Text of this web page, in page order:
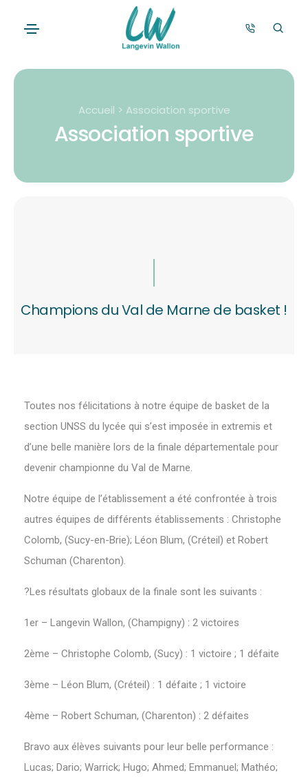
Accueil > Association sportive
Association sportive
Champions du Val de Marne de basket !
Toutes nos félicitations à notre équipe de basket de la
section UNSS du lycée qui s’est imposée in extremis et
d’une belle manière lors de la finale départementale pour
devenir championne du Val de Marne.
Notre équipe de l’établissement a été confrontée à trois
autres équipes de différents établissements : Christophe
Colomb, (Sucy-en-Brie); Léon Blum, (Créteil) et Robert
Schuman (Charenton).
?Les résultats globaux de la finale sont les suivants :
1er – Langevin Wallon, (Champigny) : 2 victoires
2ème – Christophe Colomb, (Sucy) : 1 victoire ; 1 défaite
3ème – Léon Blum, (Créteil) : 1 défaite ; 1 victoire
4ème – Robert Schuman, (Charenton) : 2 défaites
Bravo aux élèves suivants pour leur belle performance :
Lucas; Dario; Warrick; Hugo; Ahmed; Emmanuel; Mathéo;